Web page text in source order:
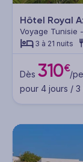
Hôtel Royal
Voyage Tunisie
3 à 21 nuits
Dès 310€/
pour 4 jours / 3